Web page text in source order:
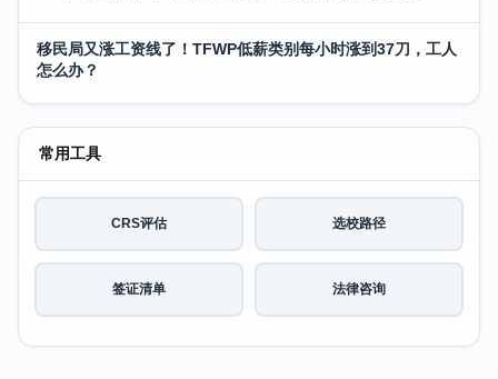
移民局又涨工资线了！TFWP低薪类别每小时涨到37刀，工人
怎么办？
常用工具
CRS评估 选校路径
签证清单 法律咨询